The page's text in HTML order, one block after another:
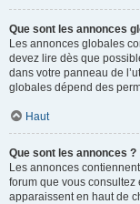
Que sont les annonces
Les annonces globales
devez lire dès que
dans votre panneau de
globales dépend des
Haut
Que sont les annonces ?
Les annonces
forum que vous
apparaissent en haut de